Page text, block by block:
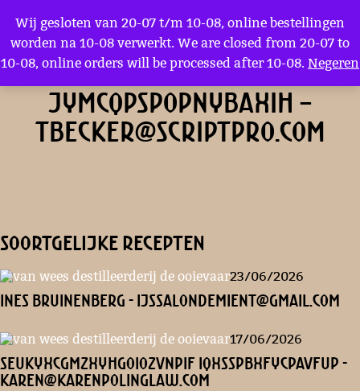
xXNUAAWBMouiUqddix
jyMCqpspOpNYBAxih –
tbecker@scriptpro.com
soortgelijke recepten
23/06/2026
Ines Bruinenberg - ijssalondemient@gmail.com
17/06/2026
seuKYxCGMzXYHgoiozvnpif IQxSSpbXFyCPAVfUP -
karen@karenpolinglaw.com
Wij gesloten van 20-07 t/m 10-08, online bestellingen
worden na 10-08 verwerkt. We are closed from 20-07 to
10-08, online orders will be processed after 10-08. Negeren